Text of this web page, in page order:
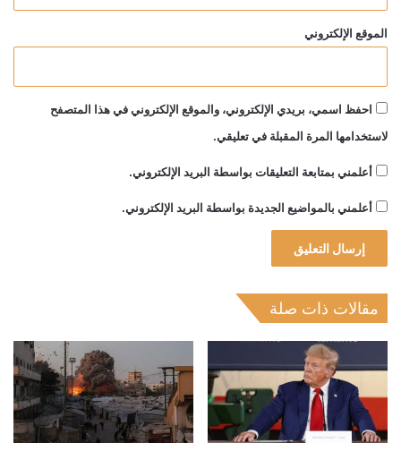
الموقع الإلكتروني
احفظ اسمي، بريدي الإلكتروني، والموقع الإلكتروني في هذا المتصفح
لاستخدامها المرة المقبلة في تعليقي.
أعلمني بمتابعة التعليقات بواسطة البريد الإلكتروني.
أعلمني بالمواضيع الجديدة بواسطة البريد الإلكتروني.
مقالات ذات صلة